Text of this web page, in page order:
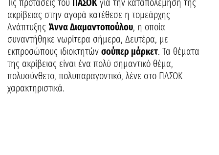
Τις προτάσεις του ΠΑΣΟΚ για την καταπολέμηση της
ακρίβειας στην αγορά κατέθεσε η τομεάρχης
Ανάπτυξης Άννα Διαμαντοπούλου, η οποία
συναντήθηκε νωρίτερα σήμερα, Δευτέρα, με
εκπροσώπους ιδιοκτητών σούπερ μάρκετ. Τα θέματα
της ακρίβειας είναι ένα πολύ σημαντικό θέμα,
πολυσύνθετο, πολυπαραγοντικό, λένε στο ΠΑΣΟΚ
χαρακτηριστικά.